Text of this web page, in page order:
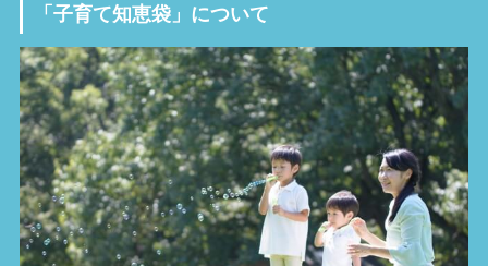
「子育て知恵袋」について